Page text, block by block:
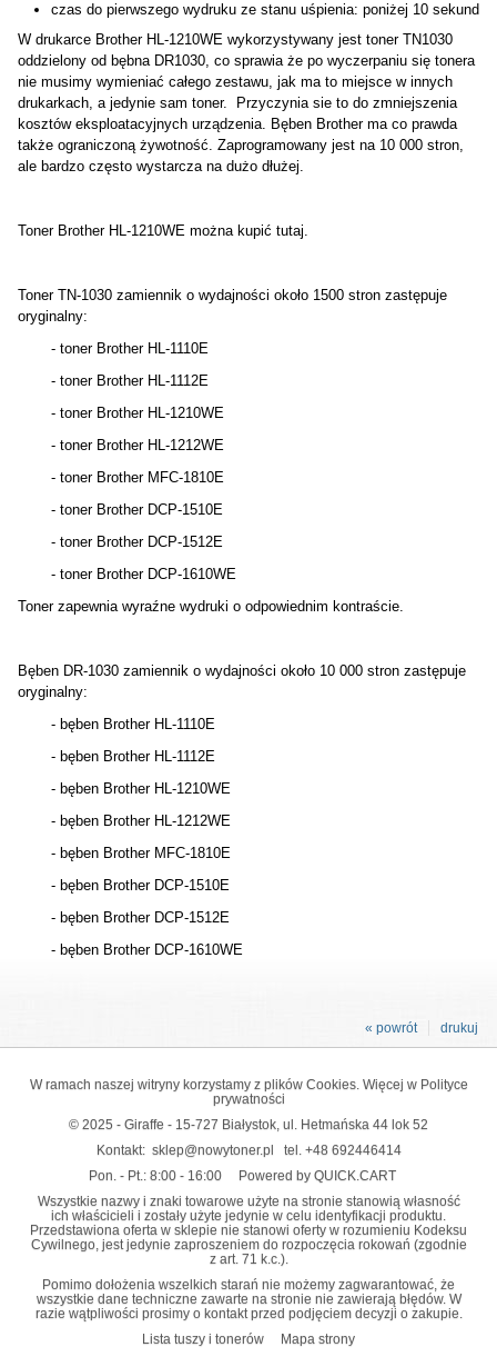
czas do pierwszego wydruku ze stanu uśpienia: poniżej 10 sekund
W drukarce Brother HL-1210WE wykorzystywany jest toner TN1030
oddzielony od bębna DR1030, co sprawia że po wyczerpaniu się tonera
nie musimy wymieniać całego zestawu, jak ma to miejsce w innych
drukarkach, a jedynie sam toner. Przyczynia sie to do zmniejszenia
kosztów eksploatacyjnych urządzenia. Bęben Brother ma co prawda
także ograniczoną żywotność. Zaprogramowany jest na 10 000 stron,
ale bardzo często wystarcza na dużo dłużej.
Toner Brother HL-1210WE można kupićtutaj.
Toner TN-1030 zamiennik o wydajności około 1500 stron zastępuje
oryginalny:
- toner Brother HL-1110E
- toner Brother HL-1112E
- toner Brother HL-1210WE
- toner Brother HL-1212WE
- toner Brother MFC-1810E
- toner Brother DCP-1510E
- toner Brother DCP-1512E
- toner Brother DCP-1610WE
Toner zapewnia wyraźne wydruki o odpowiednim kontraście.
Bęben DR-1030 zamiennik o wydajności około 10 000 stron zastępuje
oryginalny:
- bęben Brother HL-1110E
- bęben Brother HL-1112E
- bęben Brother HL-1210WE
- bęben Brother HL-1212WE
- bęben Brother MFC-1810E
- bęben Brother DCP-1510E
- bęben Brother DCP-1512E
- bęben Brother DCP-1610WE
drukuj
« powrót
W ramach naszej witryny korzystamy z plików Cookies. Więcej w Polityce
prywatności
© 2025 - Giraffe - 15-727 Białystok, ul. Hetmańska 44 lok 52
Kontakt: sklep@nowytoner.pl tel. +48 692446414
Pon. - Pt.: 8:00 - 16:00
Powered by QUICK.CART
Wszystkie nazwy i znaki towarowe użyte na stronie stanowią własność
ich właścicieli i zostały użyte jedynie w celu identyfikacji produktu.
Przedstawiona oferta w sklepie nie stanowi oferty w rozumieniu Kodeksu
Cywilnego, jest jedynie zaproszeniem do rozpoczęcia rokowań (zgodnie
z art. 71 k.c.).
Pomimo dołożenia wszelkich starań nie możemy zagwarantować, że
wszystkie dane techniczne zawarte na stronie nie zawierają błędów. W
razie wątpliwości prosimy o kontakt przed podjęciem decyzji o zakupie.
Lista tuszy i tonerów
Mapa strony